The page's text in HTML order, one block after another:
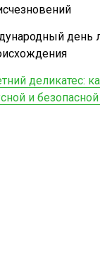
день
деликатес:
и